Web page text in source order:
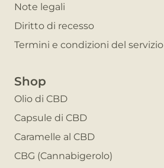
Note legali
Diritto di recesso
Termini e condizioni del servizio
Shop
Olio di CBD
Capsule di CBD
Caramelle al CBD
CBG (Cannabigerolo)